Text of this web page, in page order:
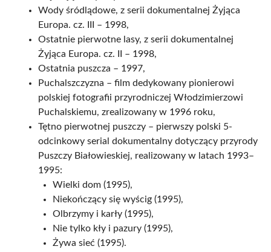
Wody śródlądowe, z serii dokumentalnej Żyjąca
Europa. cz. III – 1998,
Ostatnie pierwotne lasy, z serii dokumentalnej
Żyjąca Europa. cz. II – 1998,
Ostatnia puszcza – 1997,
Puchalszczyzna – film dedykowany pionierowi
polskiej fotografii przyrodniczej Włodzimierzowi
Puchalskiemu, zrealizowany w 1996 roku,
Tętno pierwotnej puszczy – pierwszy polski 5-
odcinkowy serial dokumentalny dotyczący przyrody
Puszczy Białowieskiej, realizowany w latach 1993–
1995:
Wielki dom (1995),
Niekończący się wyścig (1995),
Olbrzymy i karły (1995),
Nie tylko kły i pazury (1995),
Żywa sieć (1995).